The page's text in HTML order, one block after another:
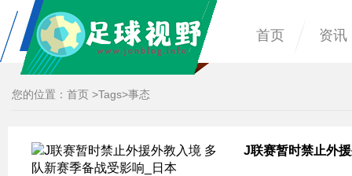
首页 资讯
您的位置： 首页 >Tags>事态
J联赛暂时禁止外